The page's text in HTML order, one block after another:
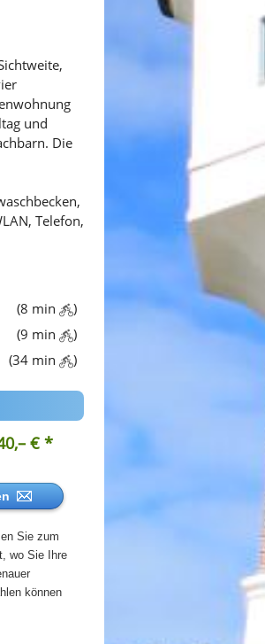
und
Die
Telefon,
(8 min
)
(9 min
)
(34 min )
€ *
Sie zum
wo Sie Ihre
können